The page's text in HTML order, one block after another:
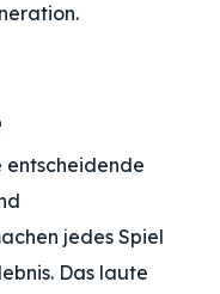
entscheidende
jedes Spiel
Das laute